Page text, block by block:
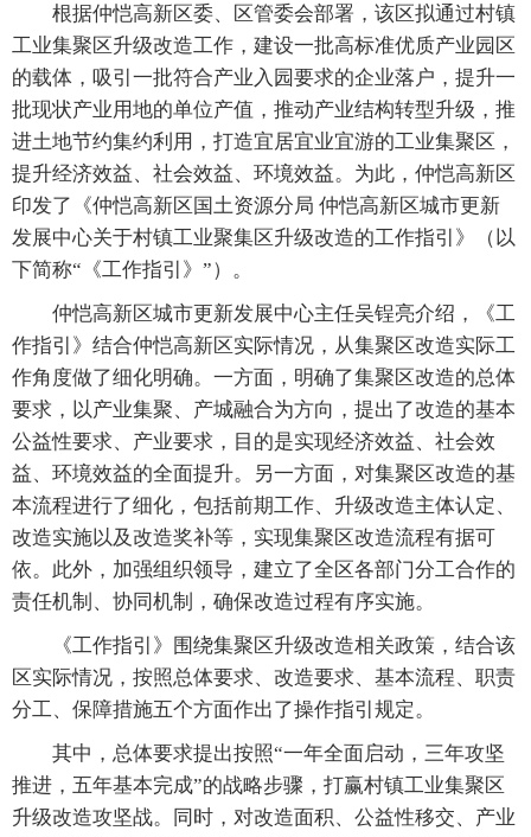
根据仲恺高新区委、区管委会部署，该区拟通过村镇
工业集聚区升级改造工作，建设一批高标准优质产业园区
的载体，吸引一批符合产业入园要求的企业落户，提升一
批现状产业用地的单位产值，推动产业结构转型升级，推
进土地节约集约利用，打造宜居宜业宜游的工业集聚区，
提升经济效益、社会效益、环境效益。为此，仲恺高新区
印发了《仲恺高新区国土资源分局 仲恺高新区城市更新
发展中心关于村镇工业聚集区升级改造的工作指引》（以
下简称“《工作指引》”）。
仲恺高新区城市更新发展中心主任吴锃亮介绍，《工
作指引》结合仲恺高新区实际情况，从集聚区改造实际工
作角度做了细化明确。一方面，明确了集聚区改造的总体
要求，以产业集聚、产城融合为方向，提出了改造的基本
公益性要求、产业要求，目的是实现经济效益、社会效
益、环境效益的全面提升。另一方面，对集聚区改造的基
本流程进行了细化，包括前期工作、升级改造主体认定、
改造实施以及改造奖补等，实现集聚区改造流程有据可
依。此外，加强组织领导，建立了全区各部门分工合作的
责任机制、协同机制，确保改造过程有序实施。
《工作指引》围绕集聚区升级改造相关政策，结合该
区实际情况，按照总体要求、改造要求、基本流程、职责
分工、保障措施五个方面作出了操作指引规定。
其中，总体要求提出按照“一年全面启动，三年攻坚
推进，五年基本完成”的战略步骤，打赢村镇工业集聚区
升级改造攻坚战。同时，对改造面积、公益性移交、产业